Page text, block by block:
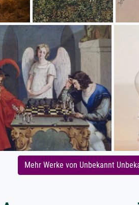
Mehr Werke von Unbekannt